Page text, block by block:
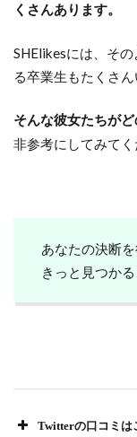
#マルシー
くさんあります。
SHElikesには、そ
る卒業生もたくさん
そんな彼女たちが
非参考にしてみてく
あなたの決断
きっと見つかる
Twitterの口コミは